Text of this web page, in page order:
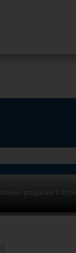
i przyjaciele L’Arche